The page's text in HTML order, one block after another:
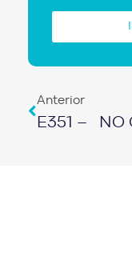
Anterior